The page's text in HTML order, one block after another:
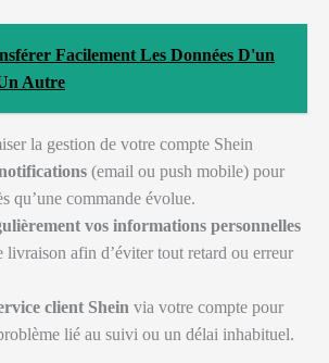
Facilement Les Données D'un
Autre
la gestion de votre compte Shein
(email ou push mobile) pour
qu’une commande évolue.
vos informations personnelles
livraison afin d’éviter tout retard ou erreur
client Shein via votre compte pour
lié au suivi ou un délai inhabituel.